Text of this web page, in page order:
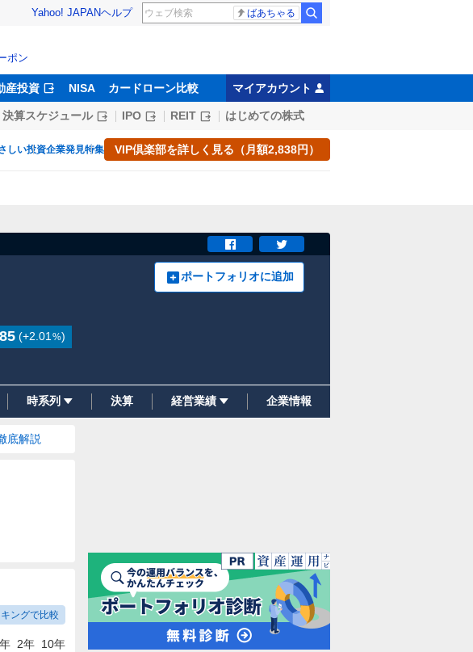
Yahoo! JAPANヘルプ ばあちゃる
ポン
産投資 NISA カードローン比較 マイアカウント
決算スケジュール IPO REIT はじめての株式
しい投資企業発見特集 VIP倶楽部を詳しく見る（月額2,838円）
ポートフォリオに追加
(+2.01%)
時系列 決算 経営業績 企業情報
底解説
ングで比較
2年 10年